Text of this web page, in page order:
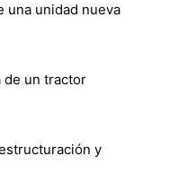
una unidad nueva
de un tractor
y